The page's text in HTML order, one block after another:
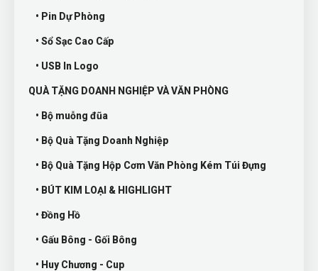
• Pin Dự Phòng
• Sổ Sạc Cao Cấp
• USB In Logo
QUÀ TẶNG DOANH NGHIỆP VÀ VĂN PHÒNG
• Bộ muỗng đũa
• Bộ Quà Tặng Doanh Nghiệp
• Bộ Quà Tặng Hộp Cơm Văn Phòng Kém Túi Đựng
• BÚT KIM LOẠI & HIGHLIGHT
• Đồng Hồ
• Gấu Bông - Gối Bông
• Huy Chương - Cup